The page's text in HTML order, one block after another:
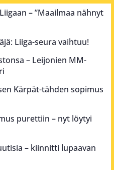
– ”Maailmaa nähnyt
Liiga-seura vaihtuu!
– Leijonien MM-
Kärpät-tähden sopimus
purettiin – nyt löytyi
– kiinnitti lupaavan